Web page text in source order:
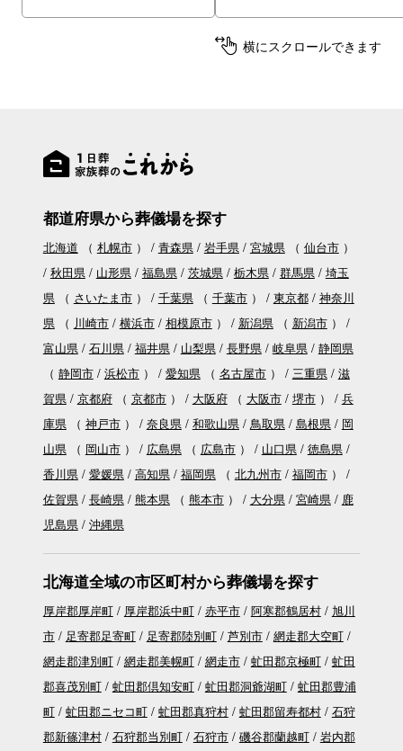
横にスクロールできます
都道府県から葬儀場を探す
北海道 （ 札幌市） 青森県 岩手県 宮城県（ 仙台市）
秋田県
山形県 福島県 茨城県 栃木県 群馬県
埼玉
県（ さいたま市） 千葉県（ 千葉市） 東京都
神奈川
県（ 川崎市 横浜市 相模原市） 新潟県（ 新潟市）
富山県
石川県 福井県 山梨県 長野県 岐阜県
静岡県
（ 静岡市 浜松市） 愛知県（ 名古屋市） 三重県
滋
賀県
京都府（ 京都市） 大阪府（ 大阪市 堺市）
兵
庫県（ 神戸市） 奈良県 和歌山県 鳥取県 島根県
岡
山県（ 岡山市） 広島県（ 広島市） 山口県
徳島県
香川県
愛媛県 高知県 福岡県（ 北九州市 福岡市）
佐賀県
長崎県 熊本県（ 熊本市） 大分県 宮崎県
鹿
児島県
沖縄県
北海道全域の市区町村から葬儀場を探す
厚岸郡厚岸町 厚岸郡浜中町 赤平市 阿寒郡鶴居村
旭川
市
足寄郡足寄町 足寄郡陸別町 芦別市
網走郡大空町
網走郡津別町
網走郡美幌町 網走市 虻田郡京極町
虻田
郡喜茂別町
虻田郡倶知安町 虻田郡洞爺湖町
虻田郡豊浦
町
虻田郡ニセコ町 虻田郡真狩村 虻田郡留寿都村
石狩
郡新篠津村
石狩郡当別町 石狩市 磯谷郡蘭越町
岩内郡